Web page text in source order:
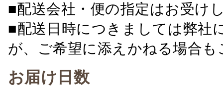
■配送会社・便の指定はお受け
■配送日時につきましては弊社
が、ご希望に添えかねる場合
お届け日数